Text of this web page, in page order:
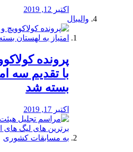
اکتبر 12, 2019
والیبال
پرونده
با تقدیم سه
بسته شد
اکتبر 17, 2019